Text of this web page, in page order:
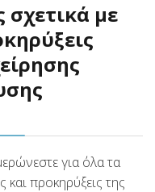
με
για όλα τα
και προκηρύξεις της